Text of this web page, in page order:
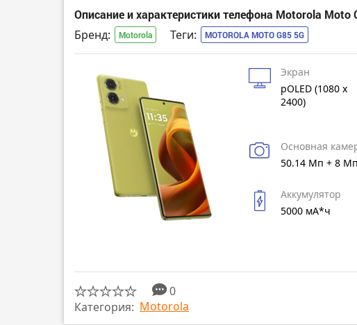
Описание и характеристики телефона Motorola Moto
Бренд: Motorola Теги: MOTOROLA MOTO G85 5G
Экран
pOLED (1080 x
2400)
Основная
50.14 Мп + 8 Мп
Аккумулятор
5000 мА*ч
0
Категория: Motorola